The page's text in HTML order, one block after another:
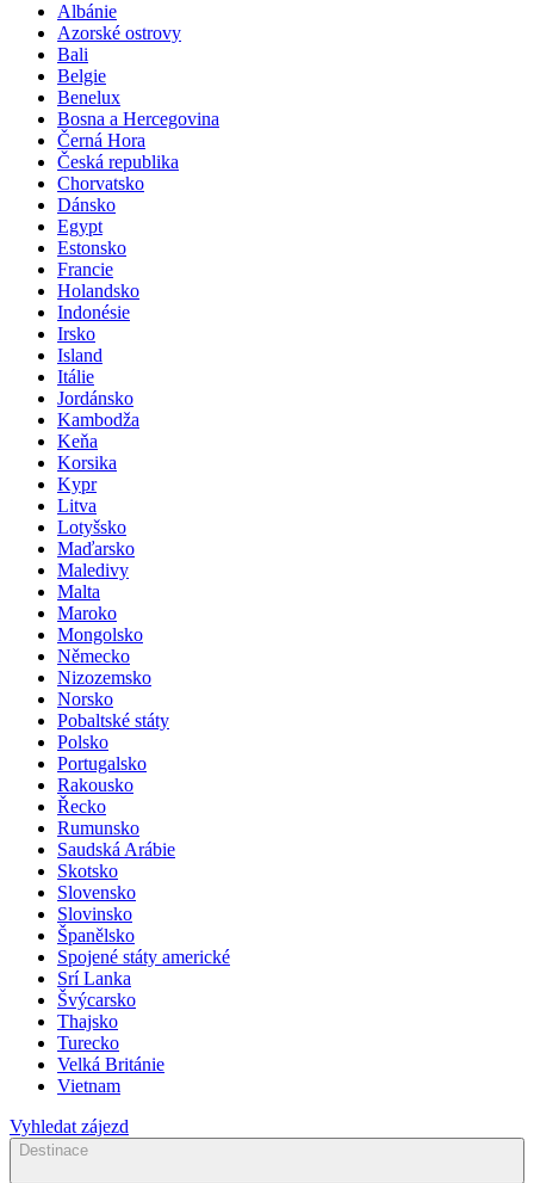
Albánie
Azorské ostrovy
Bali
Belgie
Benelux
Bosna a Hercegovina
Černá Hora
Česká republika
Chorvatsko
Dánsko
Egypt
Estonsko
Francie
Holandsko
Indonésie
Irsko
Island
Itálie
Jordánsko
Kambodža
Keňa
Korsika
Kypr
Litva
Lotyšsko
Maďarsko
Maledivy
Malta
Maroko
Mongolsko
Německo
Nizozemsko
Norsko
Pobaltské státy
Polsko
Portugalsko
Rakousko
Řecko
Rumunsko
Saudská Arábie
Skotsko
Slovensko
Slovinsko
Španělsko
Spojené státy americké
Srí Lanka
Švýcarsko
Thajsko
Turecko
Velká Británie
Vietnam
Vyhledat zájezd
Destinace